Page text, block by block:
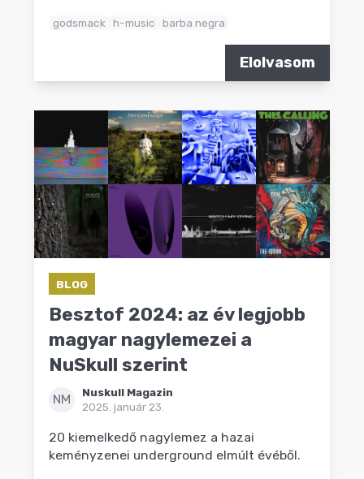
godsmack h-music barba negra
Elolvasom
BLOG
Besztof 2024: az év legjobb
magyar nagylemezei a
NuSkull szerint
NM
Nuskull Magazin
2025. január 23.
20 kiemelkedő nagylemez a hazai
keményzenei underground elmúlt évéből.